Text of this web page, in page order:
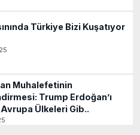
Türkiye Bizi Kuşatıyor
Muhalefetinin
Trump Erdoğan’ı
Ülkeleri Gib..